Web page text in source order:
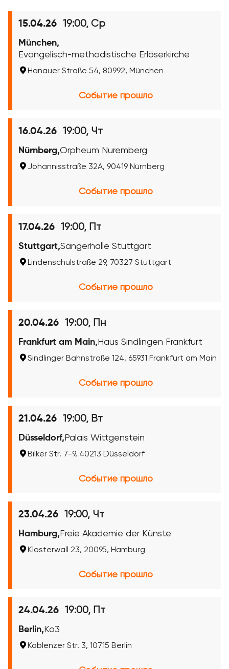
15.04.26 19:00, Ср
München,
Evangelisch-methodistische Erlöserkirche
Hanauer Straße 54, 80992, München
Событие прошло
16.04.26 19:00, Чт
Nürnberg,Orpheum Nuremberg
Johannisstraße 32A, 90419 Nürnberg
Событие прошло
17.04.26 19:00, Пт
Stuttgart,Sängerhalle Stuttgart
Lindenschulstraße 29, 70327 Stuttgart
Событие прошло
20.04.26 19:00, Пн
Frankfurt am Main, Haus Sindlingen Frankfurt
Sindlinger Bahnstraße 124, 65931 Frankfurt am Main
Событие прошло
21.04.26 19:00, Вт
Düsseldorf, Palais Wittgenstein
Bilker Str. 7-9, 40213 Düsseldorf
Событие прошло
23.04.26 19:00, Чт
Hamburg, Freie Akademie der Künste
Klosterwall 23, 20095, Hamburg
Событие прошло
24.04.26 19:00, Пт
Berlin, Ko3
Koblenzer Str. 3, 10715 Berlin